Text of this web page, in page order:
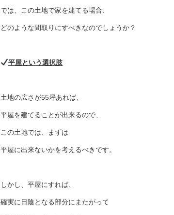
では、この土地で家を建てる場合、
どのような間取りにすべきなのでしょうか？
平屋という選択肢
土地の広さが55坪あれば、
平屋を建てることが出来るので、
この土地では、まずは
平屋に出来ないかを考えるべきです。
しかし、平屋にすれば、
確実に日陰となる部分にまたがって